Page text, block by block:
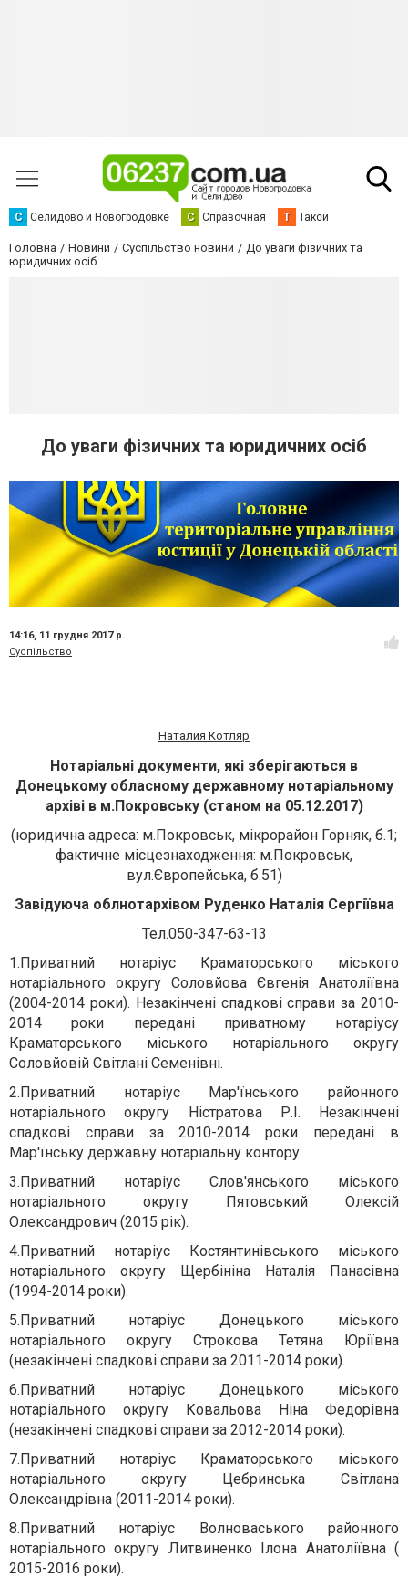
С Селидово и Новогродовке С Справочная Т Такси
Головна Новини Суспільство новини
До уваги фізичних та
юридичних осіб
До уваги фізичних та юридичних осіб
14:16, 11 грудня 2017 р.
Суспільство
Наталия Котляр
Нотаріальні документи, які зберігаються в
Донецькому обласному державному нотаріальному
архіві в м.Покровську (станом на 05.12.2017)
(юридична адреса: м.Покровськ, мікрорайон Горняк, б.1;
фактичне місцезнаходження: м.Покровськ,
вул.Європейська, б.51)
Завідуюча облнотархівом Руденко Наталія Сергіївна
Тел.050-347-63-13
1. Приватний нотаріус Краматорського міського
нотаріального округу Соловйова Євгенія Анатоліївна
(2004-2014 роки). Незакінчені спадкові справи за 2010-
2014 роки передані приватному нотаріусу
Краматорського міського нотаріального округу
Соловйовій Світлані Семенівні.
2. Приватний нотаріус Мар'їнського районного
нотаріального округу Ністратова Р.І. Незакінчені
спадкові справи за 2010-2014 роки передані в
Мар'їнську державну нотаріальну контору.
3. Приватний нотаріус Слов'янського міського
нотаріального округу Пятовський Олексій
Олександрович (2015 рік).
4. Приватний нотаріус Костянтинівського міського
нотаріального округу Щербініна Наталія Панасівна
(1994-2014 роки).
5. Приватний нотаріус Донецького міського
нотаріального округу Строкова Тетяна Юріївна
(незакінчені спадкові справи за 2011-2014 роки).
6. Приватний нотаріус Донецького міського
нотаріального округу Ковальова Ніна Федорівна
(незакінчені спадкові справи за 2012-2014 роки).
7. Приватний нотаріус Краматорського міського
нотаріального округу Цебринська Світлана
Олександрівна (2011-2014 роки).
8. Приватний нотаріус Волноваського районного
нотаріального округу Литвиненко Ілона Анатоліївна (
2015-2016 роки).